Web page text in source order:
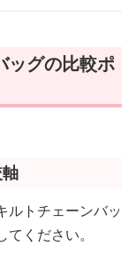
ッグの比較ポ
ルトチェーンバッ
ください。